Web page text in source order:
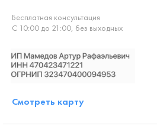
Бесплатная консультация
С 10:00 до 21:00, без выходных
Смотреть карту